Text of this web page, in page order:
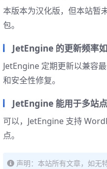
本版本为汉化版，但本站暂
包。
JetEngine 的更新频率如
JetEngine 定期更新以兼容
和安全性修复。
JetEngine 能用于多站点
可以，JetEngine 支持
点。
声明：本站所有文章，如无